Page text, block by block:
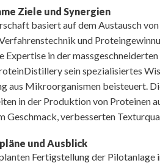
Ziele und Synergien
basiert auf dem Austausch
und
Expertise in der
sein spezialisiertes
aus Mikroorganismen beisteuert.
in der Produktion von Proteinen
Geschmack, verbesserten
und Ausblick
Fertigstellung der Pilotanlage